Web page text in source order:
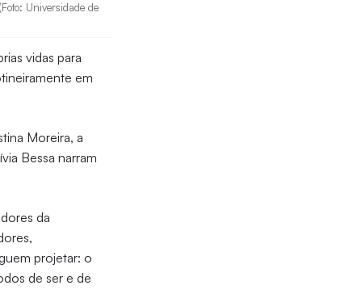
Universidade de
vidas para
em
Moreira, a
Bessa narram
da
projetar: o
de ser e de